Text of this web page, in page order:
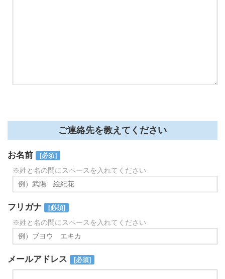
ご連絡先を教えてください
お名前 [必須]
※姓と名の間にスペースを入れてください
フリガナ [必須]
※姓と名の間にスペースを入れてください
メールアドレス [必須]